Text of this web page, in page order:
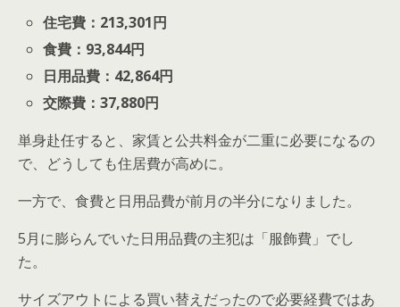
住宅費：213,301円
食費：93,844円
日用品費：42,864円
交際費：37,880円
単身赴任すると、家賃と公共料金が二重に必要になるの
で、どうしても住居費が高めに。
一方で、食費と日用品費が前月の半分になりました。
5月に膨らんでいた日用品費の主犯は「服飾費」でし
た。
サイズアウトによる買い替えだったので必要経費ではあ